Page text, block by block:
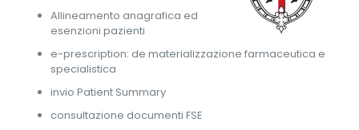
Allineamento anagrafica ed
esenzioni pazienti
e-prescription: de materializzazione farmaceutica e
specialistica
invio Patient Summary
consultazione documenti FSE